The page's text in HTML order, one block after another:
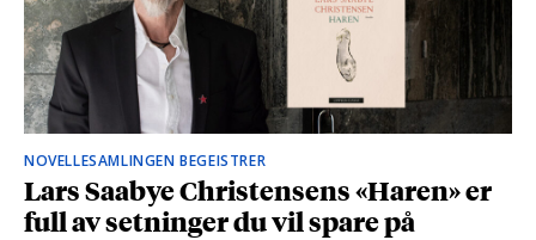
NOVELLESAMLINGEN BEGEISTRER
Lars Saabye Christensens «Haren» er
full av setninger du vil spare på